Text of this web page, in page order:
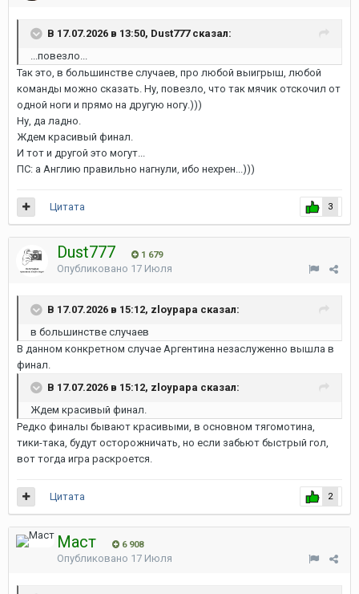
В 17.07.2026 в 13:50, Dust777 сказал:
...повезло...
Так это, в большинстве случаев, про любой выигрыш, любой
команды можно сказать. Ну, повезло, что так мячик отскочил от
одной ноги и прямо на другую ногу.)))
Ну, да ладно.
Ждем красивый финал.
И тот и другой это могут...
ПС: а Англию правильно нагнули, ибо нехрен...)))
3
Цитата
Dust777 1 679
Опубликовано 17 Июля
В 17.07.2026 в 15:12, zloypapa сказал:
в большинстве случаев
В данном конкретном случае Аргентина незаслуженно вышла в
финал.
В 17.07.2026 в 15:12, zloypapa сказал:
Ждем красивый финал.
Редко финалы бывают красивыми, в основном тягомотина,
тики-така, будут осторожничать, но если забьют быстрый гол,
вот тогда игра раскроется.
2
Цитата
Маст 6 908
Опубликовано 17 Июля